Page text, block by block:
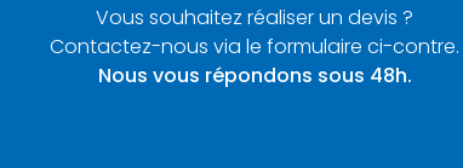
Vous souhaitez réaliser un devis ?
Contactez-nous via le formulaire ci-contre.
Nous vous répondons sous 48h.